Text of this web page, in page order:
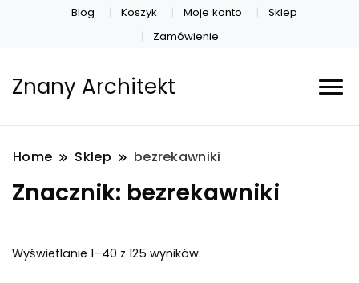
Blog Koszyk Moje konto
Sklep
Zamówienie
Znany Architekt
Home Sklep bezrekawniki
Znacznik: bezrekawniki
Wyświetlanie 1–40 z 125 wynikówPosortowane